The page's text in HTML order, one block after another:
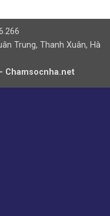
Trung, Thanh Xuân, Hà
Chamsocnha.net